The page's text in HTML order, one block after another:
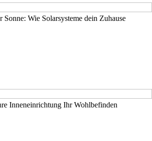
Wie Solarsysteme dein Zuhause
Inneneinrichtung Ihr Wohlbefinden